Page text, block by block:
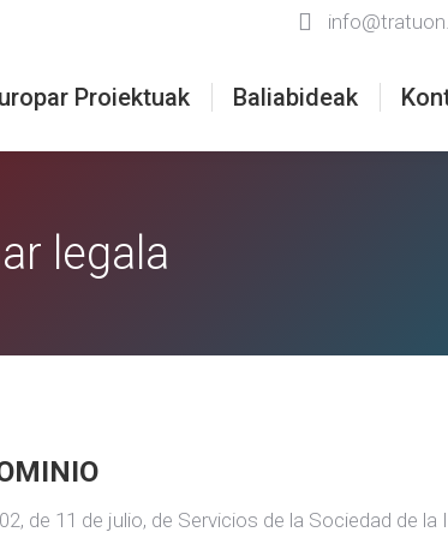
Proiektuak Baliabideak
legala
de 11 de julio, de Servicios de la Sociedad de